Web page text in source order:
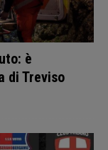
è
di Treviso